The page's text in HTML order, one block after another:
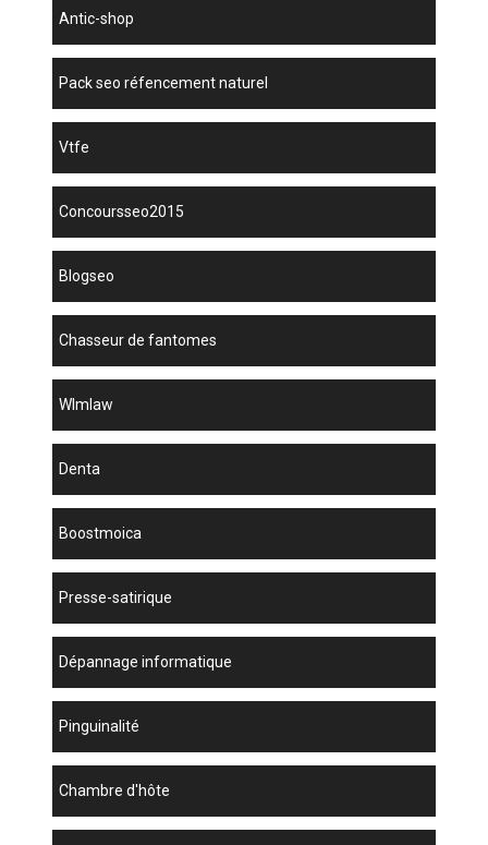
antic-shop
pack seo réfencement naturel
vtfe
concoursseo2015
blogseo
chasseur de fantomes
wlmlaw
denta
boostmoica
presse-satirique
dépannage informatique
Pinguinalité
chambre d'hôte